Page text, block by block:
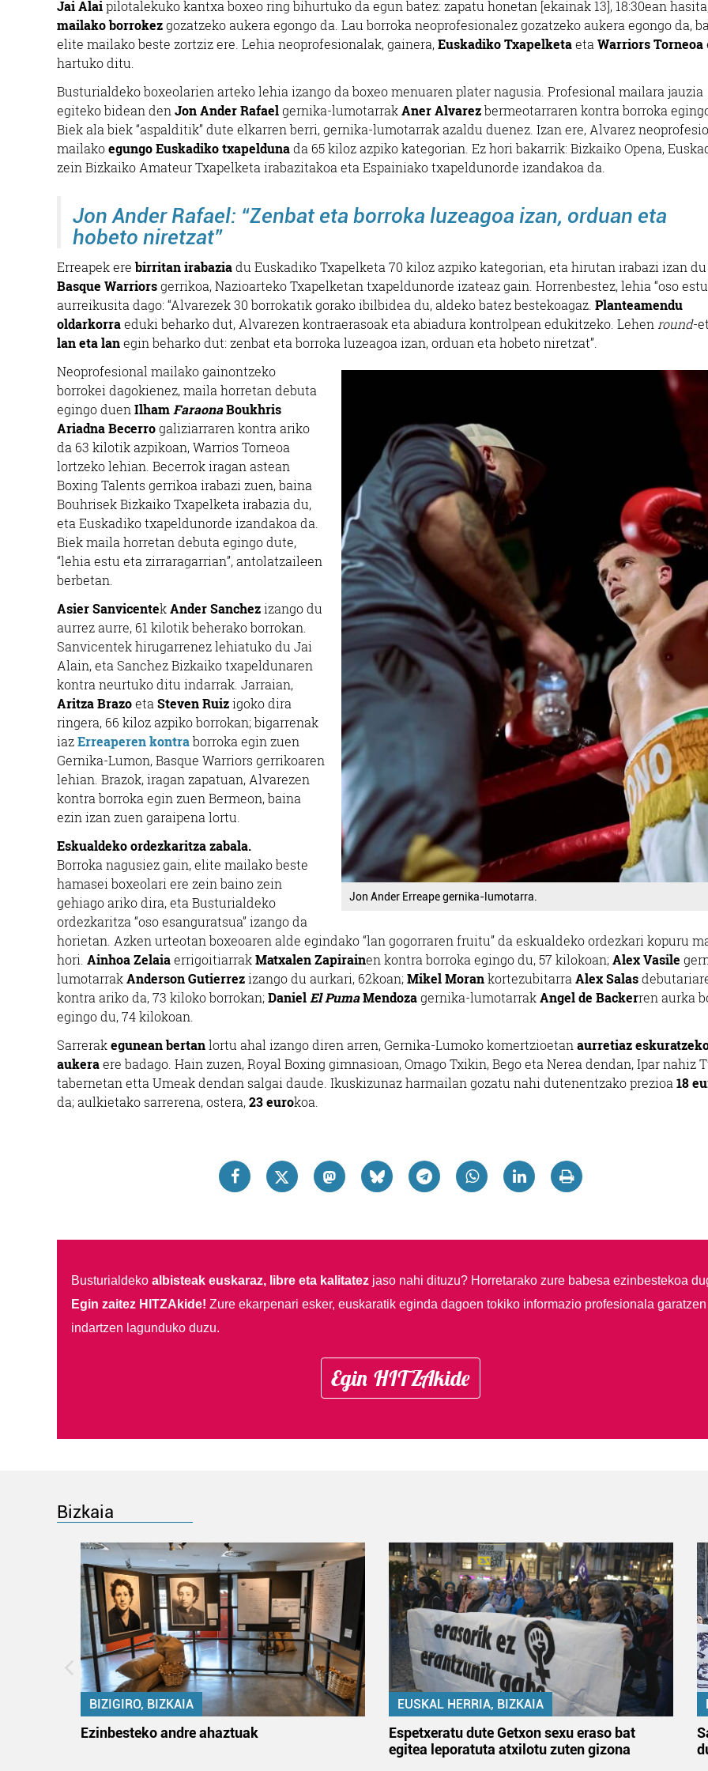
Jai Alaipilotalekuko kantxa boxeo ring bihurtuko da egun batez: zapatu honetan [ekainak 13], 18:30ean
mailako borrokezgozatzeko aukera egongo da. Lau borroka neoprofesionalez gozatzeko aukera egongo da,
elite mailako beste zortziz ere. Lehia neoprofesionalak, gainera,Euskadiko TxapelketaetaWarriors Torneoa
hartuko ditu.
Busturialdeko boxeolarien arteko lehia izango da boxeo menuaren plater nagusia. Profesional mailara jauzia
egiteko bidean denJon Ander Rafaelgernika-lumotarrakAner Alvarezbermeotarraren kontra borroka
Biek ala biek “aspalditik” dute elkarren berri, gernika-lumotarrak azaldu duenez. Izan ere, Alvarez
mailakoegungo Euskadiko txapeldunada 65 kiloz azpiko kategorian. Ez hori bakarrik: Bizkaiko Opena,
zein Bizkaiko Amateur Txapelketa irabazitakoa eta Espainiako txapeldunorde izandakoa da.
Jon Ander Rafael: “Zenbat eta borroka luzeagoa izan, orduan eta
hobeto niretzat”
Erreapek erebirritan irabaziadu Euskadiko Txapelketa 70 kiloz azpiko kategorian, eta hirutan irabazi izan du
Basque Warriorsgerrikoa, Nazioarteko Txapelketan txapeldunorde izateaz gain. Horrenbestez, lehia “oso
aurreikusita dago: “Alvarezek 30 borrokatik gorako ibilbidea du, aldeko batez bestekoagaz. Planteamendu
oldarkorraeduki beharko dut, Alvarezen kontraerasoak eta abiadura kontrolpean edukitzeko. Lehenround-
lan eta lanegin beharko dut: zenbat eta borroka luzeagoa izan, orduan eta hobeto niretzat”.
Jon Ander Erreape gernika-lumotarra.
Neoprofesional mailako gainontzeko
borrokei dagokienez, maila horretan debuta
egingo duenIlhamFaraonaBoukhris
Ariadna Becerrogaliziarraren kontra ariko
da 63 kilotik azpikoan, Warrios Torneoa
lortzeko lehian. Becerrok iragan astean
Boxing Talents gerrikoa irabazi zuen, baina
Bouhrisek Bizkaiko Txapelketa irabazia du,
eta Euskadiko txapeldunorde izandakoa da.
Biek maila horretan debuta egingo dute,
“lehia estu eta zirraragarrian”, antolatzaileen
berbetan.
Asier SanvicentekAnder Sanchezizango du
aurrez aurre, 61 kilotik beherako borrokan.
Sanvicentek hirugarrenez lehiatuko du Jai
Alain, eta Sanchez Bizkaiko txapeldunaren
kontra neurtuko ditu indarrak. Jarraian,
Aritza BrazoetaSteven Ruizigoko dira
ringera, 66 kiloz azpiko borrokan; bigarrenak
iazErreaperen kontraborroka egin zuen
Gernika-Lumon, Basque Warriors gerrikoaren
lehian. Brazok, iragan zapatuan, Alvarezen
kontra borroka egin zuen Bermeon, baina
ezin izan zuen garaipena lortu.
Eskualdeko ordezkaritza zabala.
Borroka nagusiez gain, elite mailako beste
hamasei boxeolari ere zein baino zein
gehiago ariko dira, eta Busturialdeko
ordezkaritza “oso esanguratsua” izango da
horietan. Azken urteotan boxeoaren alde egindako “lan gogorraren fruitu” da eskualdeko ordezkari kopuru
hori. Ainhoa ZelaiaerrigoitiarrakMatxalen Zapirainen kontra borroka egingo du, 57 kilokoan;Alex Vasile
lumotarrakAnderson Gutierrezizango du aurkari, 62koan;Mikel MorankortezubitarraAlex Salas
kontra ariko da, 73 kiloko borrokan;DanielEl PumaMendozagernika-lumotarrakAngel de Backerren aurka
egingo du, 74 kilokoan.
Sarrerakegunean bertanlortu ahal izango diren arren, Gernika-Lumoko komertzioetanaurretiaz
aukeraere badago. Hain zuzen, Royal Boxing gimnasioan, Omago Txikin, Bego eta Nerea dendan, Ipar nahiz
tabernetan etta Umeak dendan salgai daude. Ikuskizunaz harmailan gozatu nahi dutenentzako prezioa18
da; aulkietako sarrerena, ostera,23 eurokoa.
Busturialdeko albisteak euskaraz, libre eta kalitatezjaso nahi dituzu? Horretarako zure babesa ezinbestekoa
Egin zaitez HITZAkide! Zure ekarpenari esker, euskaratik eginda dagoen tokiko informazio profesionala garatzen
indartzen lagunduko duzu.
Egin HITZAkide
Bizkaia
BIZIGIRO, BIZKAIA
Ezinbesteko andre ahaztuak
EUSKAL HERRIA, BIZKAIA
Espetxeratu dute Getxon sexu eraso bat
egitea leporatuta atxilotu zuten gizona